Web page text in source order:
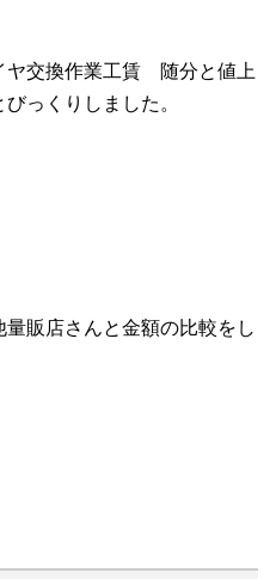
ヤ交換作業工賃 随分と値上
っくりしました。
販店さんと金額の比較をし